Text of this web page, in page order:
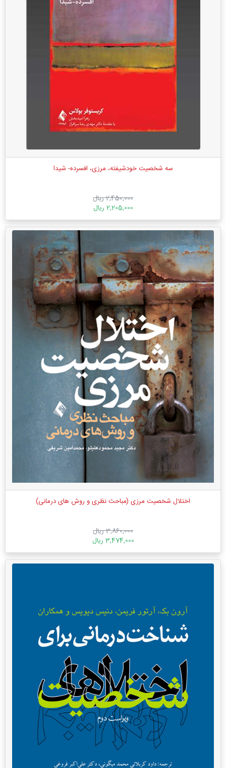
سه شخصیت خودشیفته، مرزی، افسرده- شیدا
2,450,000 ریال
2,205,000 ریال
اختلال شخصیت مرزی (مباحث نظری و روش های درمانی)
3,860,000 ریال
3,474,000 ریال